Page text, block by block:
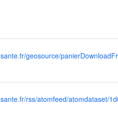
geosource/
rss/atomfeed/atomdataset/